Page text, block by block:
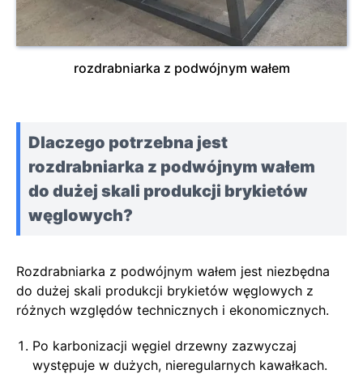
rozdrabniarka z podwójnym wałem
Dlaczego potrzebna jest
rozdrabniarka z podwójnym wałem
do dużej skali produkcji brykietów
węglowych?
Rozdrabniarka z podwójnym wałem jest niezbędna
do dużej skali produkcji brykietów węglowych z
różnych względów technicznych i ekonomicznych.
Po karbonizacji węgiel drzewny zazwyczaj
występuje w dużych, nieregularnych kawałkach.